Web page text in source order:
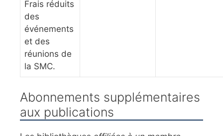
Frais réduits
des
événements
et des
réunions de
la SMC.
Abonnements supplémentaires
aux publications